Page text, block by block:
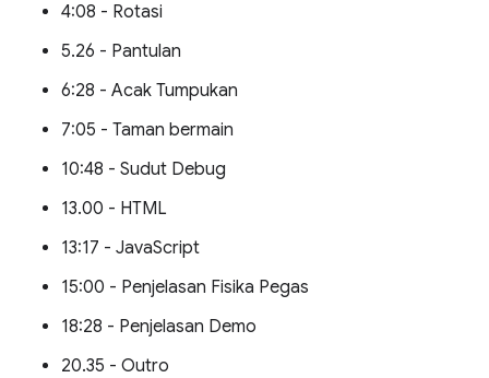
4:08 - Rotasi
5.26 - Pantulan
6:28 - Acak Tumpukan
7:05 - Taman bermain
10:48 - Sudut Debug
13.00 - HTML
13:17 - JavaScript
15:00 - Penjelasan Fisika Pegas
18:28 - Penjelasan Demo
20.35 - Outro